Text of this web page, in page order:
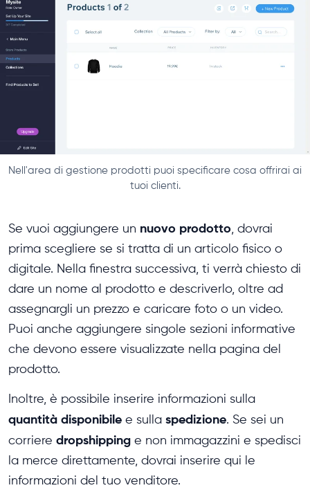
Nell'area di gestione prodotti puoi specificare cosa offrirai ai
tuoi clienti.
Se vuoi aggiungere un nuovo prodotto, dovrai
prima scegliere se si tratta di un articolo fisico o
digitale. Nella finestra successiva, ti verrà chiesto di
dare un nome al prodotto e descriverlo, oltre ad
assegnargli un prezzo e caricare foto o un video.
Puoi anche aggiungere singole sezioni informative
che devono essere visualizzate nella pagina del
prodotto.
Inoltre, è possibile inserire informazioni sulla
quantità disponibile e sulla spedizione. Se sei un
corriere dropshipping e non immagazzini e spedisci
la merce direttamente, dovrai inserire qui le
informazioni del tuo venditore.